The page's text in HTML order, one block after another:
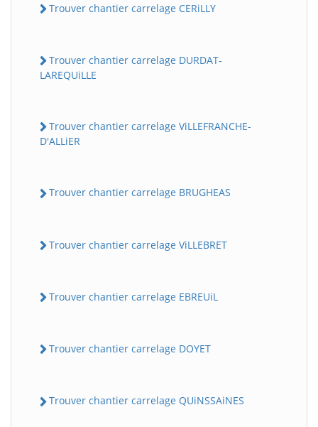
Trouver chantier carrelage CERiLLY
Trouver chantier carrelage DURDAT-
LAREQUiLLE
Trouver chantier carrelage ViLLEFRANCHE-
D'ALLiER
Trouver chantier carrelage BRUGHEAS
Trouver chantier carrelage ViLLEBRET
Trouver chantier carrelage EBREUiL
Trouver chantier carrelage DOYET
Trouver chantier carrelage QUiNSSAiNES